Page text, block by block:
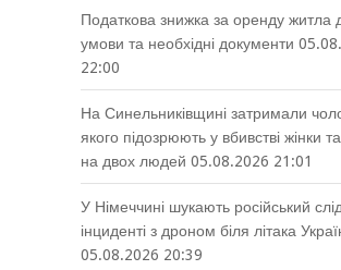
Податкова знижка за оренду
умови та необхідні документи
22:00
На Синельниківщині затримали
якого підозрюють у вбивстві жінки
на двох людей 05.08.2026 21:01
У Німеччині шукають російський
інциденті з дроном біля літака
05.08.2026 20:39